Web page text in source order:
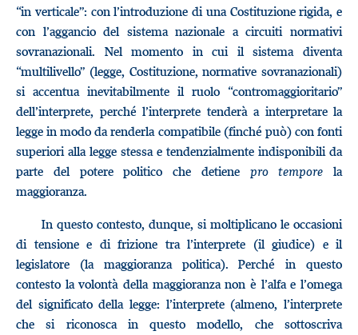
“in verticale”: con l’introduzione di una Costituzione rigida, e
con l’aggancio del sistema nazionale a circuiti normativi
sovranazionali. Nel momento in cui il sistema diventa
“multilivello” (legge, Costituzione, normative sovranazionali)
si accentua inevitabilmente il ruolo “contromaggioritario”
dell’interprete, perché l’interprete tenderà a interpretare la
legge in modo da renderla compatibile (finché può) con fonti
superiori alla legge stessa e tendenzialmente indisponibili da
parte del potere politico che detienepro tempore la
maggioranza.
In questo contesto, dunque, si moltiplicano le occasioni
di tensione e di frizione tra l’interprete (il giudice) e il
legislatore (la maggioranza politica). Perché in questo
contesto la volontà della maggioranza non è l’alfa e l’omega
del significato della legge: l’interprete (almeno, l’interprete
che si riconosca in questo modello, che sottoscriva